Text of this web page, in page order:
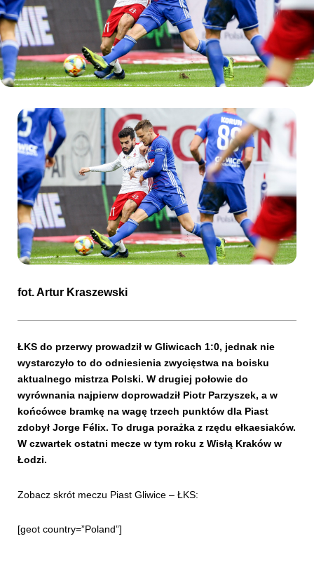
Dla mediów
Kibice
SKLEP KUP BILET
fot.Artur Kraszewski
ŁKS do przerwy prowadził w Gliwicach 1:0, jednak nie
wystarczyło to do odniesienia zwycięstwa na boisku
aktualnego mistrza Polski. W drugiej połowie do
wyrównania najpierw doprowadził Piotr Parzyszek, a w
końcówce bramkę na wagę trzech punktów dla Piast
zdobył Jorge Félix. To druga porażka z rzędu ełkaesiaków.
W czwartek ostatni mecze w tym roku z Wisłą Kraków w
Łodzi.
Zobacz skrót meczu Piast Gliwice – ŁKS:
[geot country=”Poland”]